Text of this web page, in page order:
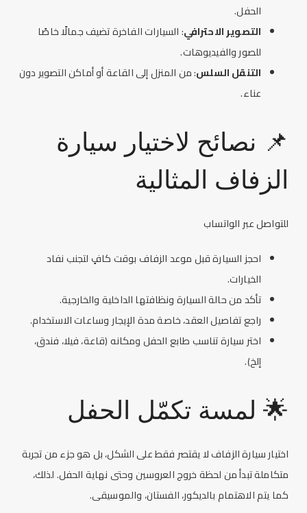
الحفل.
التصوير الاحترافي: السيارات الفاخرة تضيف جمالًا خاصًا
للصور والفيديوهات.
التنقل السلس: من المنزل إلى القاعة أو أماكن التصوير دون
عناء.
📌 نصائح لاختيار سيارة
الزفاف المثالية
للتواصل عبر الواتساب
احجز السيارة قبل موعد الزفاف بوقت كافٍ لتجنب نفاد
الخيارات.
تأكد من حالة السيارة ونظافتها الداخلية والخارجية.
راجع تفاصيل العقد، خاصة مدة الإيجار وساعات الاستخدام.
اختر سيارة تناسب طابع الحفل ومكانه (قاعة، فيلا، فندق،
إلخ).
🌟 لمسة تكمّل الحفل
اختيار سيارة الزفاف لا يقتصر فقط على الشكل، بل هو جزء من تجربة
متكاملة تبدأ من لحظة خروج العروسين وحتى نهاية الحفل. لذلك،
كما يتم الاهتمام بالديكور، الفستان، والموسيقى.